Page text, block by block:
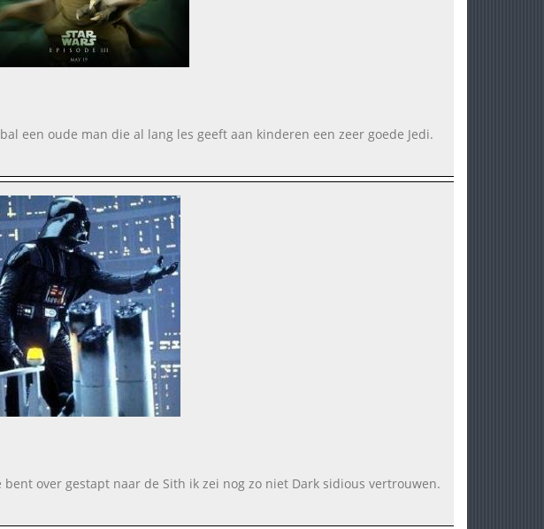
een oude man die al lang les geeft aan kinderen een zeer goede Jedi.
bent over gestapt naar de Sith ik zei nog zo niet Dark sidious vertrouwen.